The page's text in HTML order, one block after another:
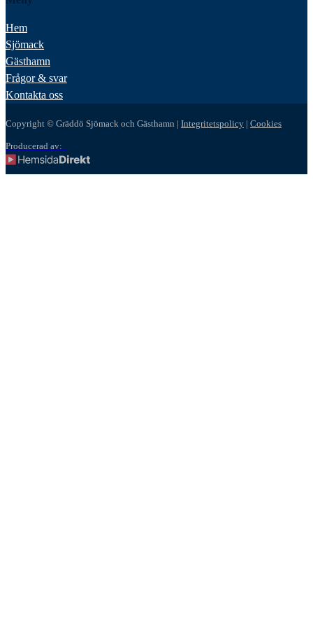
Hem
Sjömack
Gästhamn
Frågor & svar
Kontakta oss
Copyright © Gräddö Sjömack och Gästhamn | Integritetspolicy | Cookies
Producerad av: